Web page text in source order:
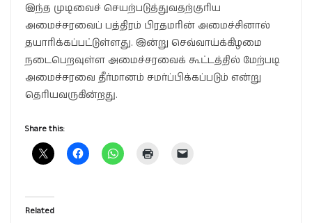
இந்த முடிவைச் செயற்படுத்துவதற்குரிய
அமைச்சரவைப் பத்திரம் பிரதமரின் அமைச்சினால்
தயாரிக்கப்பட்டுள்ளது. இன்று செவ்வாய்க்கிழமை
நடைபெறவுள்ள அமைச்சரவைக் கூட்டத்தில் மேற்படி
அமைச்சரவை தீர்மானம் சமர்ப்பிக்கப்படும் என்று
தெரியவருகின்றது.
Share this:
Related